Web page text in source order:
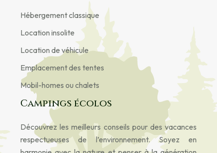
Hébergement classique
Location insolite
Location de véhicule
Emplacement des tentes
Mobil-homes ou chalets
Campings écolos
Découvrez les meilleurs conseils pour des vacances
respectueuses de l’environnement. Soyez en